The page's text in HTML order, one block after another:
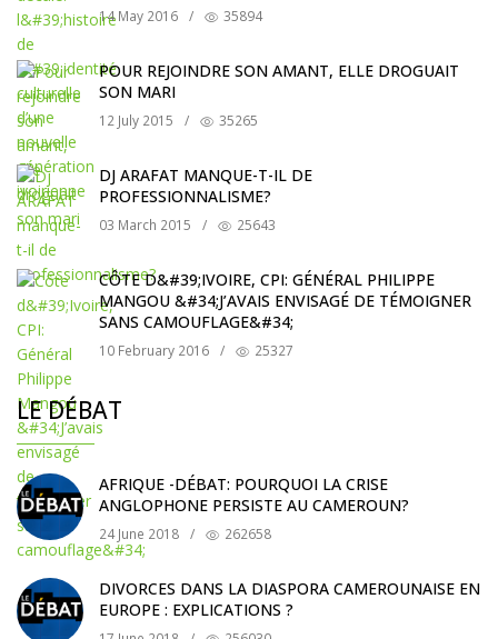
14 May 2016 / 35894
POUR REJOINDRE SON AMANT, ELLE DROGUAIT
SON MARI
12 July 2015 / 35265
DJ ARAFAT MANQUE-T-IL DE
PROFESSIONNALISME?
03 March 2015 / 25643
CÔTE D&#39;IVOIRE, CPI: GÉNÉRAL PHILIPPE
MANGOU &#34;J’AVAIS ENVISAGÉ DE TÉMOIGNER
SANS CAMOUFLAGE&#34;
10 February 2016 / 25327
LE DÉBAT
AFRIQUE -DÉBAT: POURQUOI LA CRISE
ANGLOPHONE PERSISTE AU CAMEROUN?
24 June 2018 / 262658
DIVORCES DANS LA DIASPORA CAMEROUNAISE EN
EUROPE : EXPLICATIONS ?